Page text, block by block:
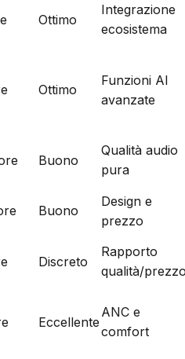
Ottimo
Integrazione
ecosistema
Ottimo
Funzioni AI
avanzate
Buono
Qualità audio
pura
Buono
Design e
prezzo
Discreto
Rapporto
qualità/
Eccellente
ANC e
comfort